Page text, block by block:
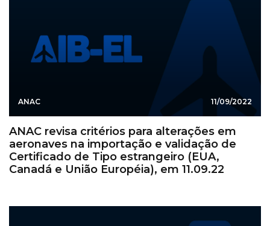
ANAC 11/09/2022
ANAC revisa critérios para alterações em
aeronaves na importação e validação de
Certificado de Tipo estrangeiro (EUA,
Canadá e União Européia), em 11.09.22